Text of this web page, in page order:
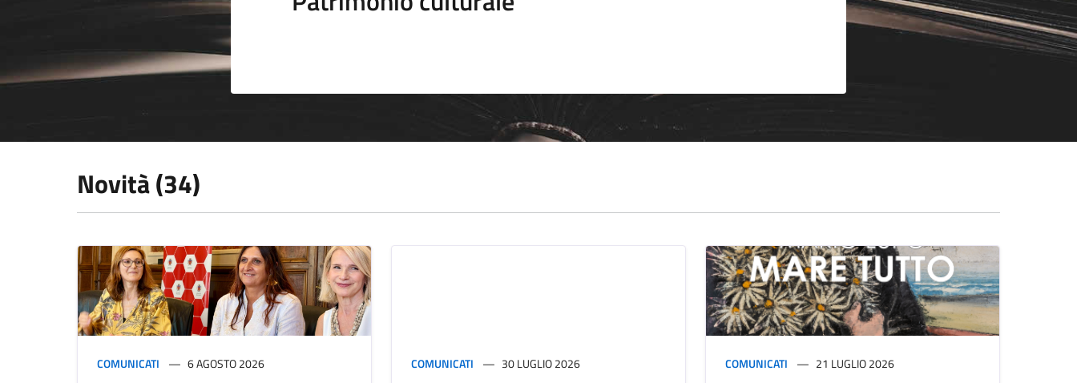
Novità (34)
COMUNICATI 6 AGOSTO 2026 COMUNICATI 30 LUGLIO 2026 COMUNICATI 21 LUGLIO 2026